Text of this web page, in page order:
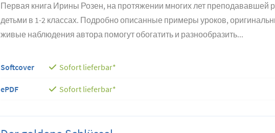
Первая книга Ирины Розен, на протяжении многих лет преподававшей
детьми в 1-2 классах. Подробно описанные примеры уроков,
живые наблюдения автора помогут обогатить и разнообразить...
Softcover Sofort lieferbar*
ePDF Sofort lieferbar*